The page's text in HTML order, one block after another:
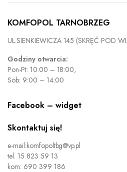
KOMFOPOL TARNOBRZEG
UL.SIENKIEWICZA 145 (SKRĘĆ POD
Godziny otwarcia:
Pon-Pt: 10:00 – 18:00,
Sob: 9:00 – 14:00
Facebook – widget
Skontaktuj się!
e-mail:komfopoltbg@vp.pl
tel. 15 823 59 13
kom: 690 399 186